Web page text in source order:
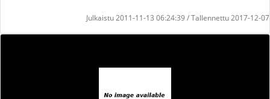
Julkaistu 2011-11-13 06:24:39 / Tallennettu 2017-12-07